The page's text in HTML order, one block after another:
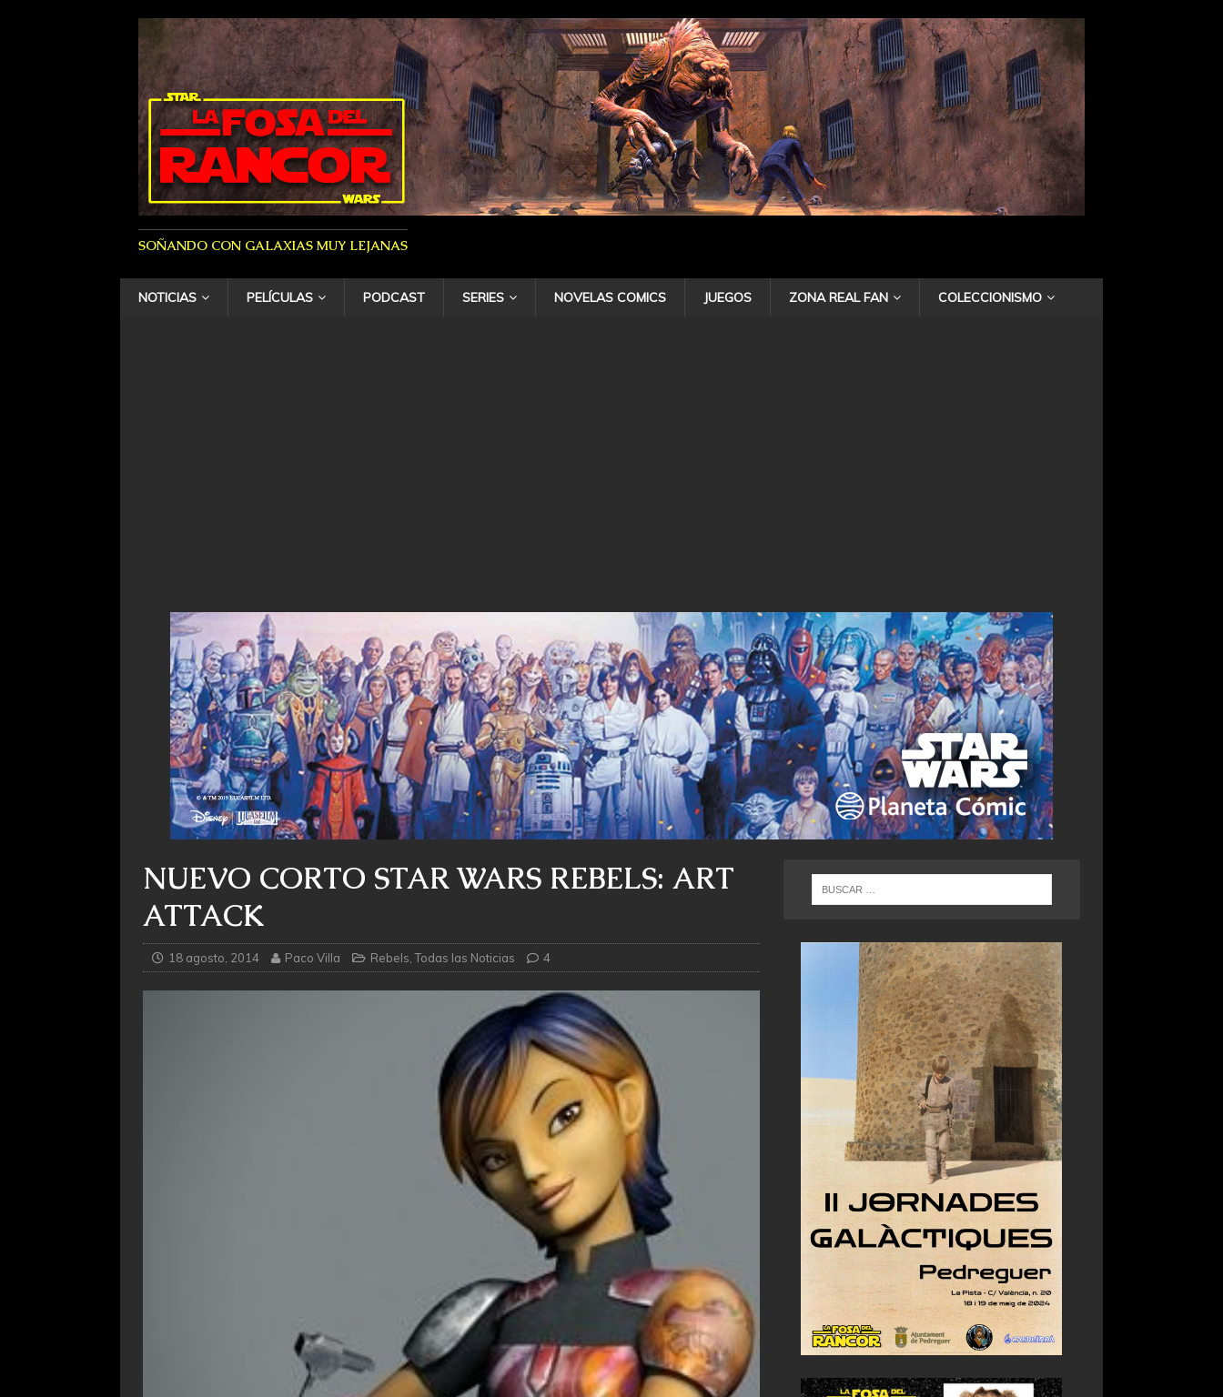
SOÑANDO CON GALAXIAS MUY LEJANAS
NOTICIAS PELÍCULAS PODCAST SERIES NOVELAS COMICS JUEGOS ZONA REAL FAN COLECCIONISMO
NUEVO CORTO STAR WARS REBELS: ART
ATTACK
18 agosto, 2014 Paco Villa Rebels ,Todas las Noticias 4